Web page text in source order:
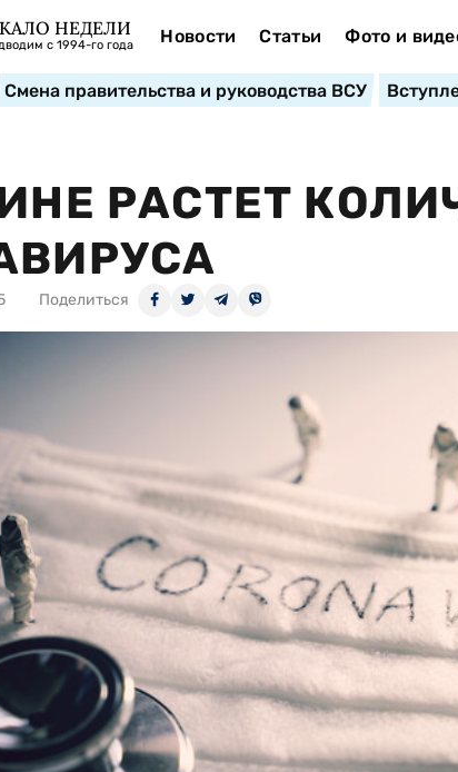
НЕДЕЛИ
с 1994-го года Новости Статьи Фото и
Смена правительства и руководства ВСУ
РАСТЕТ
Поделиться